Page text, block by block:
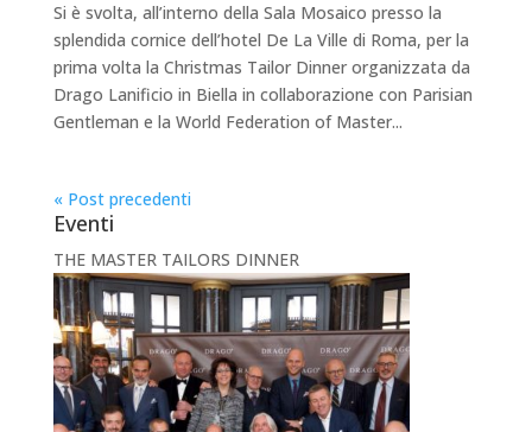
Si è svolta, all’interno della Sala Mosaico presso la
splendida cornice dell’hotel De La Ville di Roma, per la
prima volta la Christmas Tailor Dinner organizzata da
Drago Lanificio in Biella in collaborazione con Parisian
Gentleman e la World Federation of Master...
« Post precedenti
Eventi
THE MASTER TAILORS DINNER